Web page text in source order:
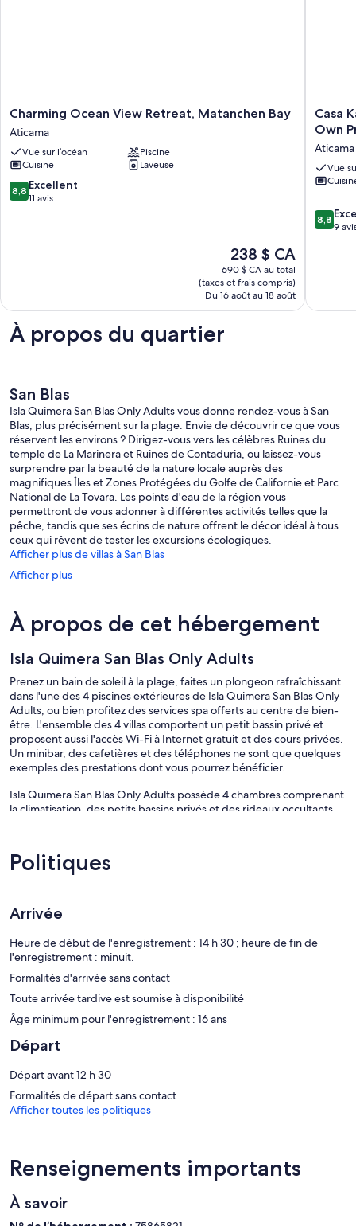
Charming
Ocean
View
Retreat,
Matanchen
Bay
Aticama
Charming Ocean View Retreat, Matanchen Bay
Aticama
Vue sur l’océan
Piscine
Cuisine
Laveuse
8.8
sur
8,8 Excellent
11 avis
Le
prix
est
de
238 $ CA
238 $ CA
690 $ CA au total
(taxes et frais compris)
Du 16 août au 18 août
Casa
Karina
Ocean
View
From
Own
Private
Casa
Own
Aticama
Vue
8.8
sur
8,8
9
À propos du quartier
San Blas
Isla Quimera San Blas Only Adults vous donne rendez-vous à San
Blas, plus précisément sur la plage. Envie de découvrir ce que vous
réservent les environs ? Dirigez-vous vers les célèbres Ruines du
temple de La Marinera et Ruines de Contaduria, ou laissez-vous
surprendre par la beauté de la nature locale auprès des
magnifiques Îles et Zones Protégées du Golfe de Californie et Parc
National de La Tovara. Les points d'eau de la région vous
permettront de vous adonner à différentes activités telles que la
pêche, tandis que ses écrins de nature offrent le décor idéal à tous
ceux qui rêvent de tester les excursions écologiques.
Afficher plus de villas à San Blas
Afficher plus
À propos de cet hébergement
Isla Quimera San Blas Only Adults
Prenez un bain de soleil à la plage, faites un plongeon rafraîchissant
dans l'une des 4 piscines extérieures de Isla Quimera San Blas Only
Adults, ou bien profitez des services spa offerts au centre de bien-
être. L'ensemble des 4 villas comportent un petit bassin privé et
proposent aussi l'accès Wi-Fi à Internet gratuit et des cours privées.
Un minibar, des cafetières et des téléphones ne sont que quelques
exemples des prestations dont vous pourrez bénéficier.
Isla Quimera San Blas Only Adults possède 4 chambres comprenant
la climatisation, des petits bassins privés et des rideaux occultants.
bouilloire et un minibar sont fournis. Les salles de bain possèdent
une baignoire ou une douche. Un service de ménage est proposé
L'hébergement est doté de 4 piscines extérieures.
Les activités de loisir répertoriées ci-dessous sont accessibles
directement sur place ou à proximité. Ces activités peuvent faire
Vous pouvez savourer un moment de détente et de douceur grâce
à la gamme complète de soins proposés dans le spa de cette villa.
Le spa comprend un hammam. Le spa est ouvert tous les jours.
Politiques
Arrivée
Heure de début de l'enregistrement : 14 h 30 ; heure de fin de
l'enregistrement : minuit.
Formalités d'arrivée sans contact
Toute arrivée tardive est soumise à disponibilité
Âge minimum pour l'enregistrement : 16 ans
Départ
Départ avant 12 h 30
Formalités de départ sans contact
Afficher toutes les politiques
Renseignements importants
À savoir